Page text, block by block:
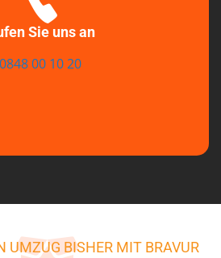
Sie uns an
0848 00 10 20
UMZUG BISHER MIT BRAVUR